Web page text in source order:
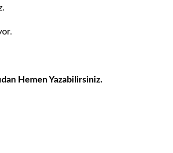
Hemen Yazabilirsiniz.